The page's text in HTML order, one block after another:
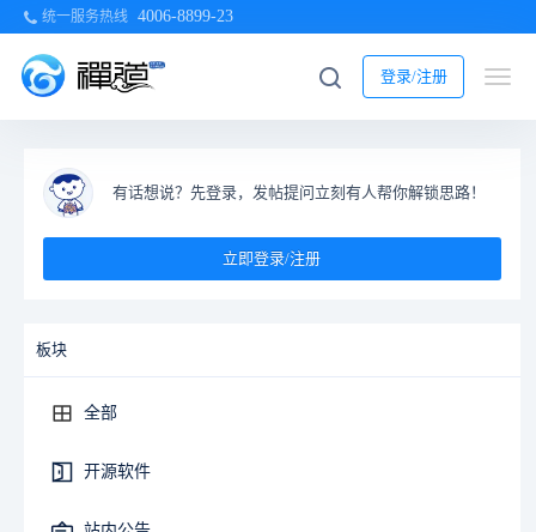
统一服务热线 4006-8899-23
登录/注册
有话想说？先登录，发帖提问立刻有人帮你解锁思路！
立即登录/注册
板块
全部
开源软件